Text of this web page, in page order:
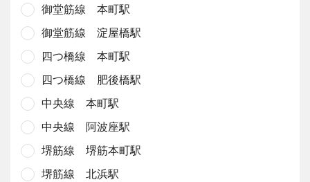
御堂筋線 本町駅
御堂筋線 淀屋橋駅
四つ橋線 本町駅
四つ橋線 肥後橋駅
中央線 本町駅
中央線 阿波座駅
堺筋線 堺筋本町駅
堺筋線 北浜駅